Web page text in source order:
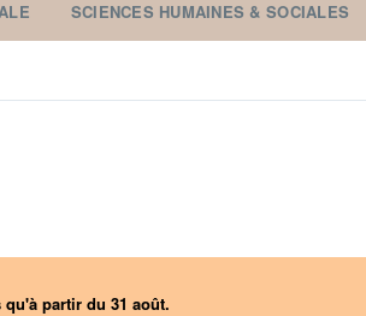
SCIENCES HUMAINES & SOCIALES
partir du 31 août.